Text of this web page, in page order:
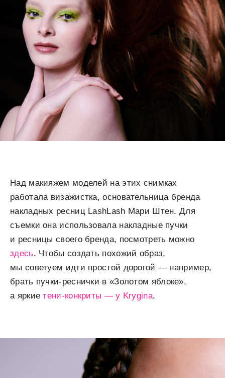
Над макияжем моделей на этих снимках
работала визажистка, основательница бренда
накладных ресниц LashLash Мари Штен. Для
съемки она использовала накладные пучки
и ресницы своего бренда, посмотреть можно
здесь. Чтобы создать похожий образ,
мы советуем идти простой дорогой — например,
брать пучки-реснички в «Золотом яблоке»,
а яркиетени-конкриты — у Krygina.